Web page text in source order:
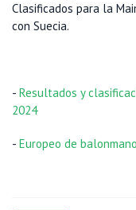
Clasificados para la
con Suecia.
- Resultados y
2024
- Europeo de